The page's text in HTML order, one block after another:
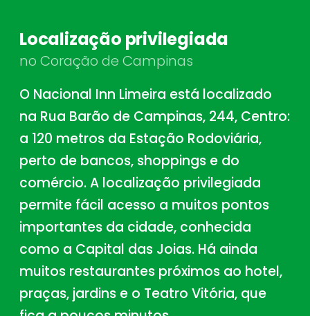
Localização privilegiada
no Coração de Campinas
O Nacional Inn Limeira está localizado
na Rua Barão de Campinas, 244, Centro:
a 120 metros da Estação Rodoviária,
perto de bancos, shoppings e do
comércio. A localização privilegiada
permite fácil acesso a muitos pontos
importantes da cidade, conhecida
como a Capital das Joias. Há ainda
muitos restaurantes próximos ao hotel,
praças, jardins e o Teatro Vitória, que